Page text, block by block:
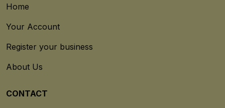
Home
Your Account
Register your business
About Us
CONTACT